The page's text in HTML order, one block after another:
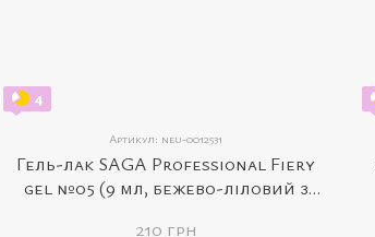
4
Артикул: neu-0012531
Гель-лак SAGA Professional Fiery
gel №05 (9 мл, бежево-ліловий з
210 грн